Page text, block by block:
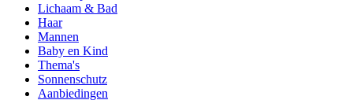
Lichaam & Bad
Haar
Mannen
Baby en Kind
Thema's
Sonnenschutz
Aanbiedingen